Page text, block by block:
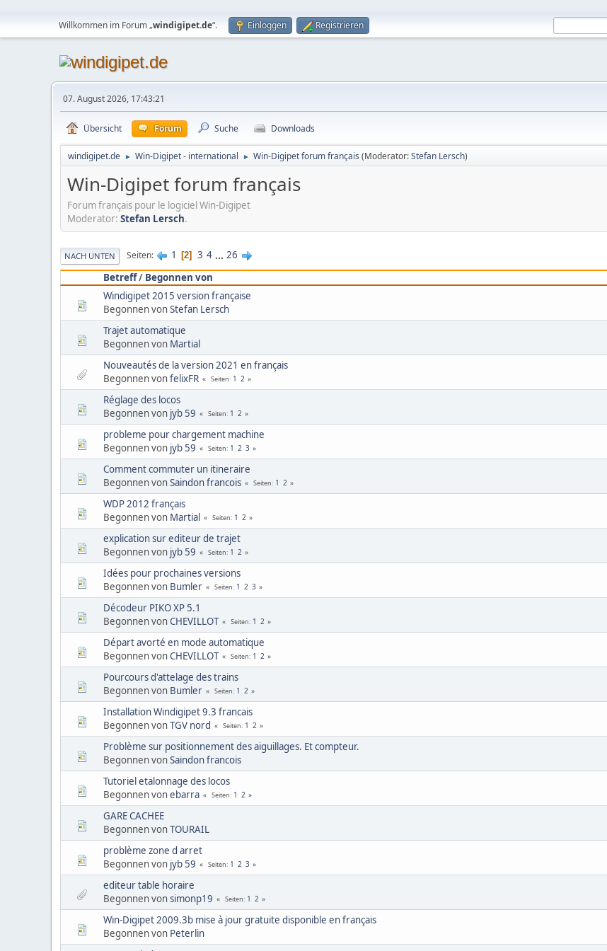
Willkommen im Forum „windigipet.de“. Einloggen Registrieren
07. August 2026, 17:43:21
Übersicht Forum Suche Downloads
windigipet.de ► Win-Digipet - international ► Win-Digipet forum français (Moderator:Stefan Lersch)
Win-Digipet forum français
Forum français pour le logiciel Win-Digipet
Moderator: Stefan Lersch.
NACH UNTEN Seiten 1 2 3 4 ... 26
Betreff/ Begonnen von
Windigipet 2015 version française
Begonnen vonStefan Lersch
Trajet automatique
Begonnen von Martial
Nouveautés de la version 2021 en français
Begonnen vonfelixFR Seiten 1 2
Réglage des locos
Begonnen von jyb 59 Seiten 1 2
probleme pour chargement machine
Begonnen von jyb 59 Seiten 1 2 3
Comment commuter un itineraire
Begonnen vonSaindon francois Seiten 1 2
WDP 2012 français
Begonnen von Martial Seiten 1 2
explication sur editeur de trajet
Begonnen von jyb 59 Seiten 1 2
Idées pour prochaines versions
Begonnen von Bumler Seiten 1 2 3
Décodeur PIKO XP 5.1
Begonnen vonCHEVILLOT Seiten 1 2
Départ avorté en mode automatique
Begonnen vonCHEVILLOT Seiten 1 2
Pourcours d'attelage des trains
Begonnen von Bumler Seiten 1 2
Installation Windigipet 9.3 francais
Begonnen vonTGV nord Seiten 1 2
Problème sur positionnement des aiguillages. Et compteur.
Begonnen vonSaindon francois
Tutoriel etalonnage des locos
Begonnen vonebarra Seiten 1 2
GARE CACHEE
Begonnen vonTOURAIL
problème zone d arret
Begonnen von jyb 59 Seiten 1 2 3
editeur table horaire
Begonnen vonsimonp19 Seiten 1 2
Win-Digipet 2009.3b mise à jour gratuite disponible en français
Begonnen von Peterlin